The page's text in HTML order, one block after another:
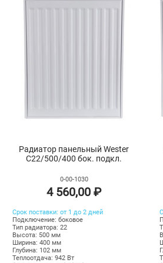
Радиатор панельный Wester
C22/500/400 бок. подкл.
0-00-1030
4 560,00 ₽
Срок поставки: от 1 до 2 дней
Подключение: боковое
Тип радиатора: 22
Высота: 500 мм
Ширина: 400 мм
Глубина: 102 мм
Теплоотдача: 942 Вт